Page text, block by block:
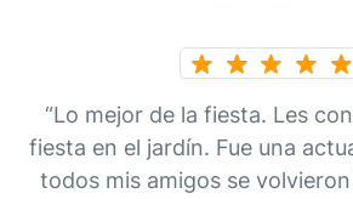
“Lo mejor de la fiesta. Les
fiesta en el jardín. Fue una
todos mis amigos se